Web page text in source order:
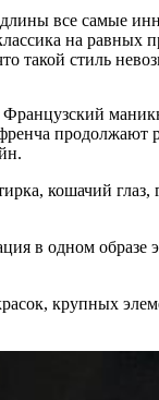
все самые
на равных
такой стиль
продолжают
кошачий глаз,
в одном образе
крупных